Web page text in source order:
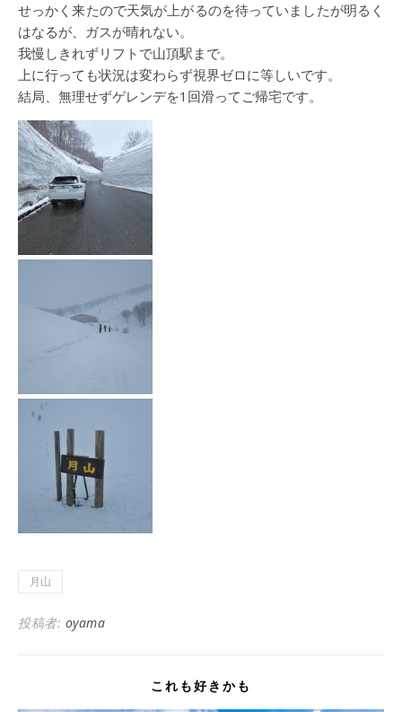
せっかく来たので天気が上がるのを待っていましたが明るく
はなるが、ガスが晴れない。
我慢しきれずリフトで山頂駅まで。
上に行っても状況は変わらず視界ゼロに等しいです。
結局、無理せずゲレンデを1回滑ってご帰宅です。
月山
投稿者: oyama
これも好きかも